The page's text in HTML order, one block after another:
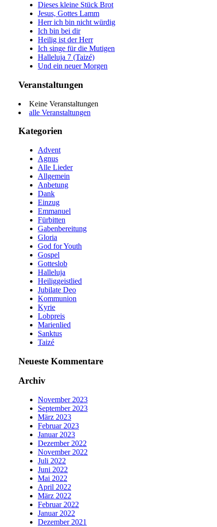
Dieses kleine Stück Brot
Jesus, Gottes Lamm
Herr ich bin nicht würdig
Ich bin bei dir
Heilig ist der Herr
Ich singe für die Mutigen
Halleluja 7 (Taizé)
Und ein neuer Morgen
Veranstaltungen
Keine Veranstaltungen
alle Veranstaltungen
Kategorien
Advent
Agnus
Alle Lieder
Allgemein
Anbetung
Dank
Einzug
Emmanuel
Fürbitten
Gabenbereitung
Gloria
God for Youth
Gospel
Gotteslob
Halleluja
Heiliggeistlied
Jubilate Deo
Kommunion
Kyrie
Lobpreis
Marienlied
Sanktus
Taizé
Neueste Kommentare
Archiv
November 2023
September 2023
März 2023
Februar 2023
Januar 2023
Dezember 2022
November 2022
Juli 2022
Juni 2022
Mai 2022
April 2022
März 2022
Februar 2022
Januar 2022
Dezember 2021